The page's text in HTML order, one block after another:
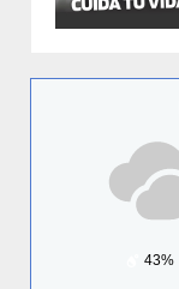
43%